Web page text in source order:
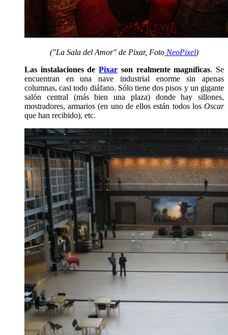
("La Sala del Amor" de Pixar, Foto NeoPixel)
Las instalaciones dePixar son realmente magníficas. Se
encuentran en una nave industrial enorme sin apenas
columnas, casi todo diáfano. Sólo tiene dos pisos y un gigante
salón central (más bien una plaza) donde hay sillones,
mostradores, armarios (en uno de ellos están todos los Oscar
que han recibido), etc.